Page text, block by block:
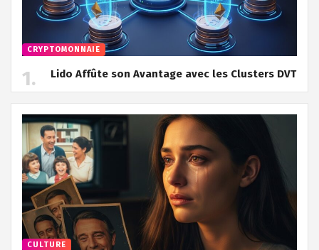
CRYPTOMONNAIE
Lido Affûte son Avantage avec les Clusters DVT
CULTURE